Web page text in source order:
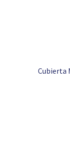
Cubierta